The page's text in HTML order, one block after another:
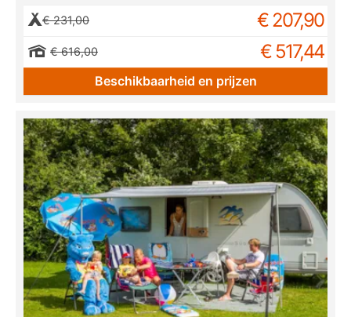
€ 231,00 € 207,90
€ 616,00 € 517,44
Beschikbaarheid en prijzen